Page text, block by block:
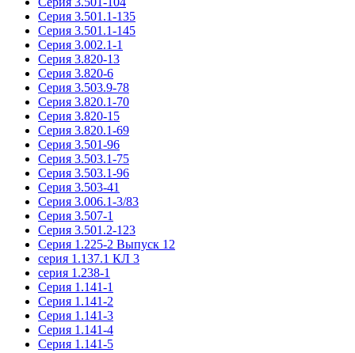
Серия 3.501.1-135
Серия 3.501.1-145
Серия 3.002.1-1
Серия 3.820-13
Серия 3.820-6
Серия 3.503.9-78
Серия 3.820.1-70
Серия 3.820-15
Серия 3.820.1-69
Серия 3.501-96
Серия 3.503.1-75
Серия 3.503.1-96
Серия 3.503-41
Серия 3.006.1-3/83
Серия 3.507-1
Серия 3.501.2-123
Серия 1.225-2 Выпуск 12
серия 1.137.1 КЛ 3
серия 1.238-1
Серия 1.141-1
Серия 1.141-2
Серия 1.141-3
Серия 1.141-4
Серия 1.141-5